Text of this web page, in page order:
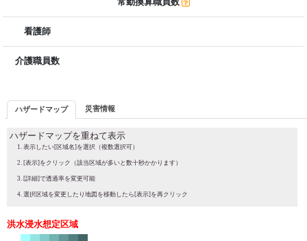
看護師
介護職員数
ハザードマップ 災害情報
ハザードマップを重ねて表示
表示したい[区域名]を選択（複数選択可）
[表示]をクリック（該当区域が多いと数十秒かかります）
[詳細]で透過率を変更可能
選択区域を変更したり地図を移動したら[表示]を再クリック
洪水浸水想定区域